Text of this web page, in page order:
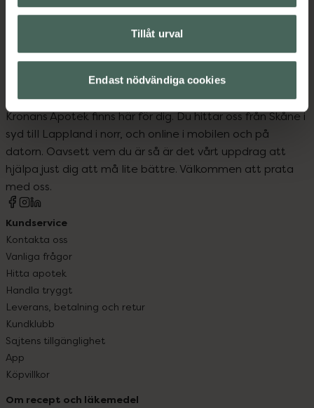
Tillåt urval
Endast nödvändiga cookies
Hudvård
Kronans Apotek finns här för dig. Du hittar oss från Skåne i
syd till Lappland i norr, och online i mobilen och på
datorn. Oavsett vem du är så är det vårt uppdrag att
hjälpa just dig att må lite bättre. Välkommen att prata
med oss.
Kundservice
Kontakta oss
Vanliga frågor
Hitta apotek
Handla tryggt
Leverans, betalning och retur
Kundklubb
Sajtens tillgänglighet
App
Köpvillkor
Om recept och läkemedel